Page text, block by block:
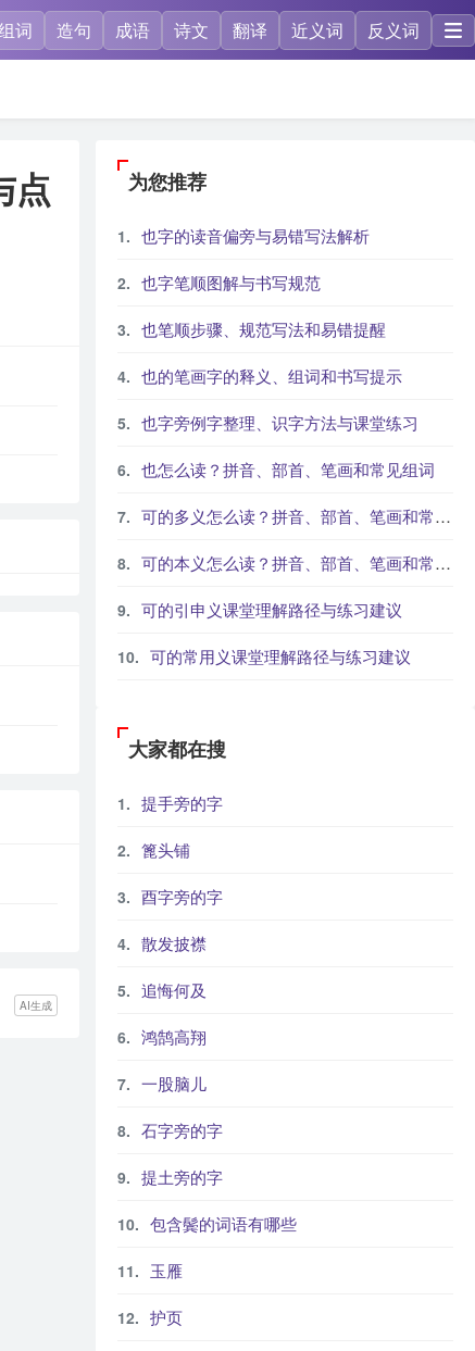
词 造句 成语 诗文 翻译 近义词 反义词
为您推荐
也字的读音偏旁与易错写法解析
也字笔顺图解与书写规范
也笔顺步骤、规范写法和易错提醒
也的笔画字的释义、组词和书写提示
也字旁例字整理、识字方法与课堂练习
也怎么读？拼音、部首、笔画和常见组词
可的多义怎么读？拼音、部首、笔画和常见组词
可的本义怎么读？拼音、部首、笔画和常见组词
可的引申义课堂理解路径与练习建议
可的常用义课堂理解路径与练习建议
点
AI生成
大家都在搜
提手旁的字
篦头铺
酉字旁的字
散发披襟
追悔何及
鸿鹄高翔
一股脑儿
石字旁的字
提土旁的字
包含鬓的词语有哪些
玉雁
护页